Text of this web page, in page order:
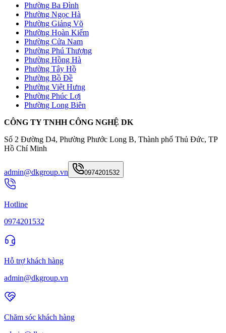
Phường Ba Đình
Phường Ngọc Hà
Phường Giảng Võ
Phường Hoàn Kiếm
Phường Cửa Nam
Phường Phú Thượng
Phường Hồng Hà
Phường Tây Hồ
Phường Bồ Đề
Phường Việt Hưng
Phường Phúc Lợi
Phường Long Biên
CÔNG TY TNHH CÔNG NGHỆ DK
Số 2 Đường D4, Phường Phước Long B, Thành phố Thủ Đức, TP
Hồ Chí Minh
admin@dkgroup.vn 0974201532
Hotline
0974201532
Hỗ trợ khách hàng
admin@dkgroup.vn
Chăm sóc khách hàng